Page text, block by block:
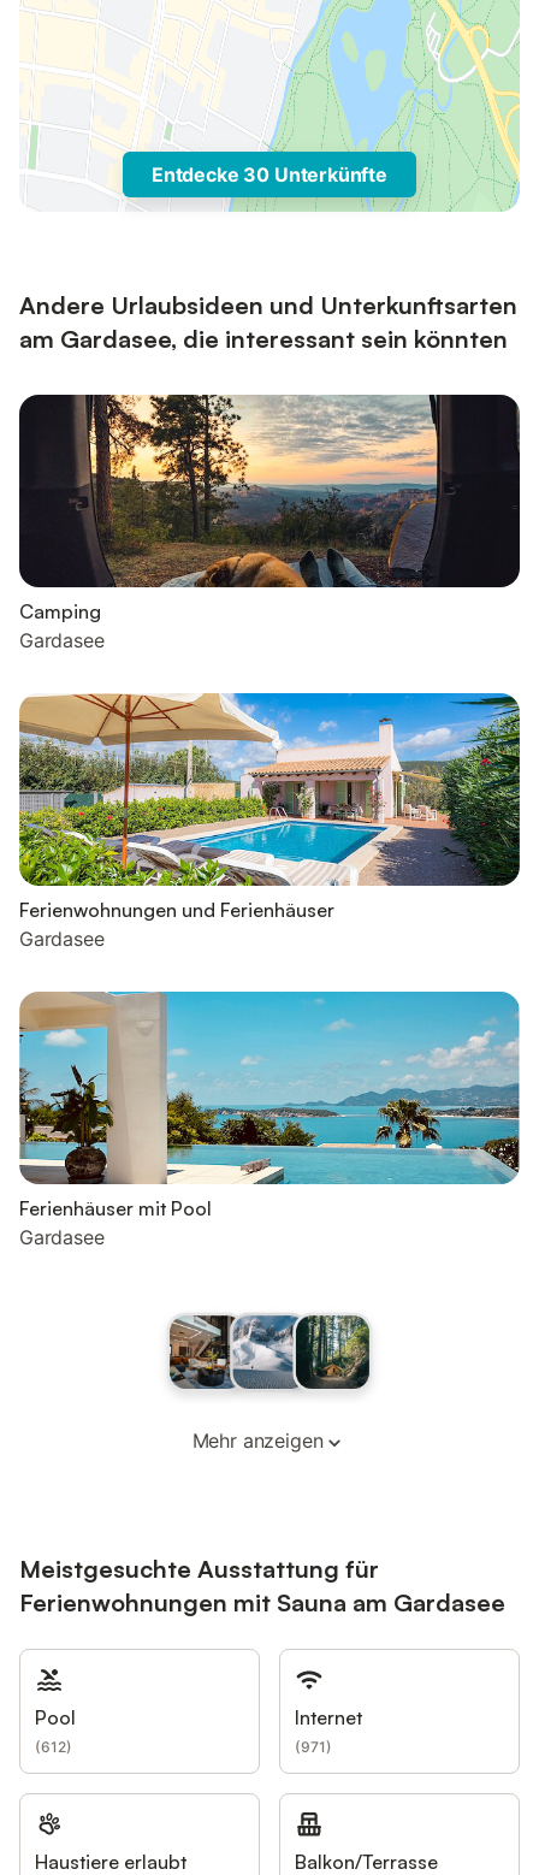
Entdecke 30 Unterkünfte
Andere Urlaubsideen und Unterkunftsarten
am Gardasee, die interessant sein könnten
Camping
Gardasee
Ferienwohnungen und Ferienhäuser
Gardasee
Ferienhäuser mit Pool
Gardasee
Mehr anzeigen
Meistgesuchte Ausstattung für
Ferienwohnungen mit Sauna am Gardasee
Pool
(612)
Internet
(971)
Haustiere erlaubt Balkon/Terrasse